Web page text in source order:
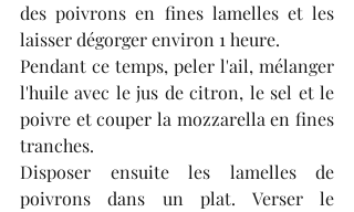
des poivrons en fines lamelles et les
laisser dégorger environ 1 heure.
Pendant ce temps, peler l'ail, mélanger
l'huile avec le jus de citron, le sel et le
poivre et couper la mozzarella en fines
tranches.
Disposer ensuite les lamelles de
poivrons dans un plat. Verser le